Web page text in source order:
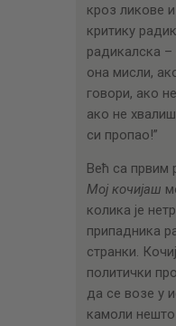
кроз ликове
критику
радикалска
она мисли,
говори, ако
ако не
си пропао!”
Већ са првим
Мој кочијаш
колика је
припадника
странки.
политички
да се возе у
камоли